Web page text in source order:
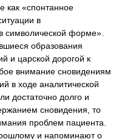
как «спонтанное
в
символической форме».
образования
и царской дорогой к
внимание сновидениям
в ходе аналитической
достаточно долго и
сновидения, то
проблем пациента.
и напоминают о